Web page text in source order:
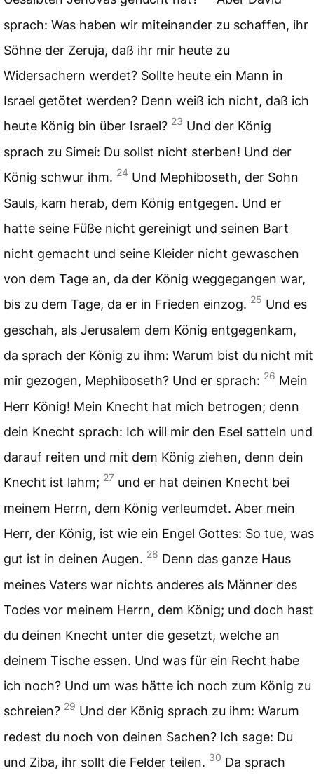
sprach: Was haben wir miteinander zu schaffen, ihr
Söhne der Zeruja, daß ihr mir heute zu
Widersachern werdet? Sollte heute ein Mann in
Israel getötet werden? Denn weiß ich nicht, daß ich
heute König bin über Israel? 23 Und der König
sprach zu Simei: Du sollst nicht sterben! Und der
König schwur ihm. 24 Und Mephiboseth, der Sohn
Sauls, kam herab, dem König entgegen. Und er
hatte seine Füße nicht gereinigt und seinen Bart
nicht gemacht und seine Kleider nicht gewaschen
von dem Tage an, da der König weggegangen war,
bis zu dem Tage, da er in Frieden einzog. 25 Und es
geschah, als Jerusalem dem König entgegenkam,
da sprach der König zu ihm: Warum bist du nicht mit
mir gezogen, Mephiboseth? Und er sprach: 26 Mein
Herr König! Mein Knecht hat mich betrogen; denn
dein Knecht sprach: Ich will mir den Esel satteln und
darauf reiten und mit dem König ziehen, denn dein
Knecht ist lahm; 27 und er hat deinen Knecht bei
meinem Herrn, dem König verleumdet. Aber mein
Herr, der König, ist wie ein Engel Gottes: So tue, was
gut ist in deinen Augen. 28 Denn das ganze Haus
meines Vaters war nichts anderes als Männer des
Todes vor meinem Herrn, dem König; und doch hast
du deinen Knecht unter die gesetzt, welche an
deinem Tische essen. Und was für ein Recht habe
ich noch? Und um was hätte ich noch zum König zu
schreien? 29 Und der König sprach zu ihm: Warum
redest du noch von deinen Sachen? Ich sage: Du
und Ziba, ihr sollt die Felder teilen. 30 Da sprach